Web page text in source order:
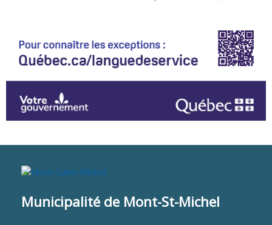
Municipalité de Mont-St-Michel